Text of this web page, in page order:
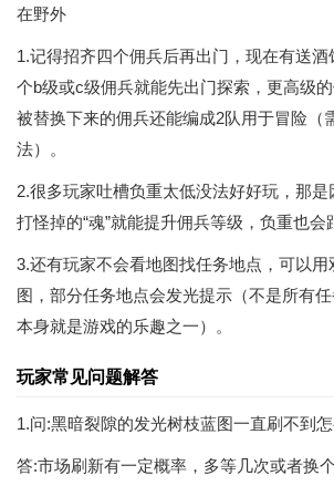
在野外
1.记得招齐四个佣兵后再出门，现在有送酒
个b级或c级佣兵就能先出门探索，更高级
被替换下来的佣兵还能编成2队用于冒险（
法）。
2.很多玩家吐槽负重太低没法好好玩，那
打怪掉的“魂”就能提升佣兵等级，负重也会
3.还有玩家不会看地图找任务地点，可以
图，部分任务地点会发光提示（不是所有
本身就是游戏的乐趣之一）。
玩家常见问题解答
1.问:黑暗裂隙的发光树枝蓝图一直刷不到怎
答:市场刷新有一定概率，多等几次或者换